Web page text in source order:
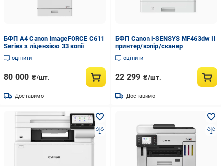
БФП А4 Canon imageFORCE C611
Series з ліцензією 33 копії
оцінити
80 000 ₴/шт.
Доставимо
БФП Canon i-SENSYS MF463dw II
принтер/копір/сканер
оцінити
22 299 ₴/шт.
Доставимо